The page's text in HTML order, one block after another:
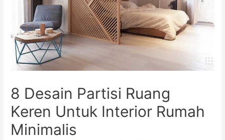
8 Desain Partisi Ruang
Keren Untuk Interior Rumah
Minimalis